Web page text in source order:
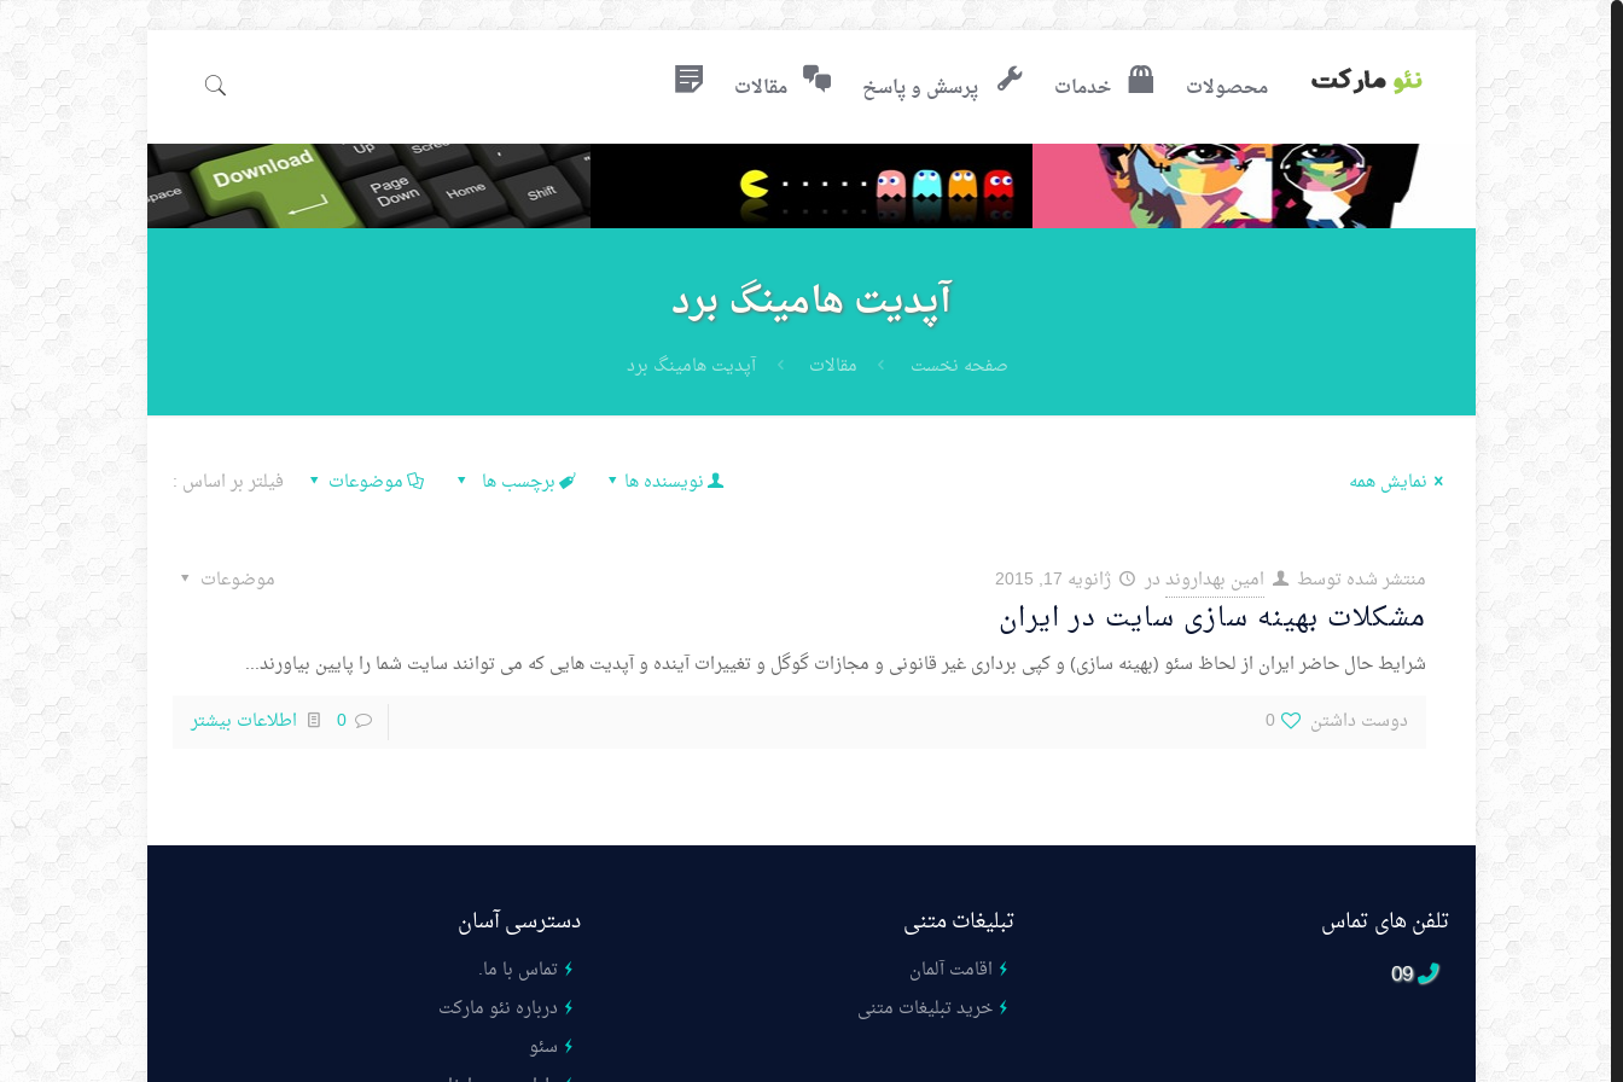
محصولات خدمات پرسش و پاسخ مقالات
آپدیت هامینگ برد
صفحه نخست مقالات آپدیت هامینگ برد
فیلتر بر اساس : موضوعات برچسب ها نویسنده ها نمایش همه
منتشر شده توسط امین بهدارونددر ژانویه 17, 2015 موضوعات
مشکلات بهینه سازی سایت در ایران
شرایط حال حاضر ایران از لحاظ سئو (بهینه سازی) و کپی برداری غیر قانونی و مجازات گوگل و تغییرات آینده و آپدیت هایی که می توانند سایت شما را پایین بیاورند...
دوست داشتن
0
0 اطلاعات بیشتر
تلفن های تماس
09
تبلیغات متنی
اقامت آلمان
خرید تبلیغات متنی
دسترسی آسان
تماس با ما.
درباره نئو مارکت
سئو